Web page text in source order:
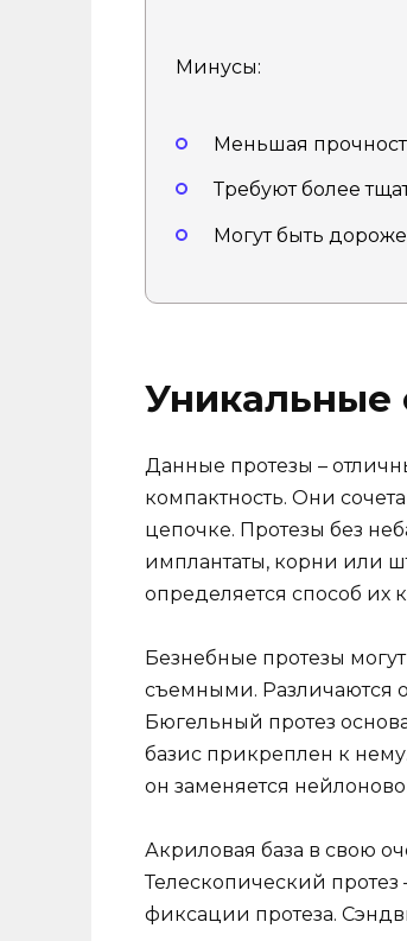
Минусы:
Меньшая
Требуют более
Могут быть
Уникальные
Данные протезы –
компактность. Они
цепочке. Протезы без
имплантаты, корни или
определяется способ их
Безнебные протезы
съемными. Различаются
Бюгельный протез
базис прикреплен к
он заменяется
Акриловая база в свою
Телескопический
фиксации протеза.